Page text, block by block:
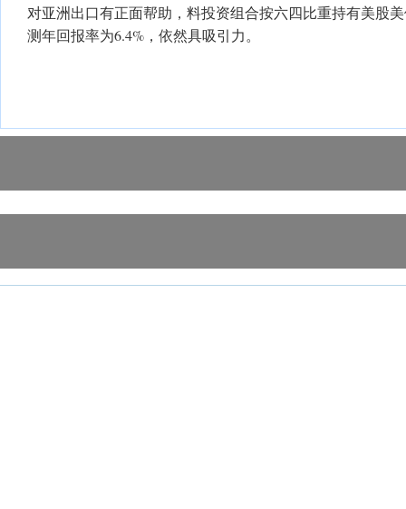
对亚洲出口有正面帮助，料投资组合按六四比重持有美股
测年回报率为6.4%，依然具吸引力。